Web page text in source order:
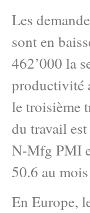
Les
sont en
462’000 la
productivité
le troisième
du travail
N-Mfg PMI
50.6 au
En Europe,